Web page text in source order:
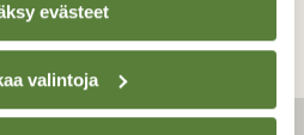
evästeet
valintoja